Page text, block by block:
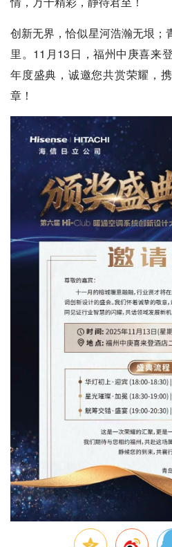
创新无界，恰似星河浩瀚无垠；
里。11月13日，福州中庚喜来
年度盛典，诚邀您共赏荣耀，
章！